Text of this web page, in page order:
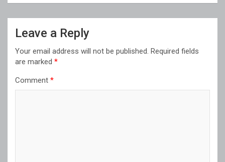
Leave a Reply
Your email address will not be published. Required fields
are marked *
Comment *